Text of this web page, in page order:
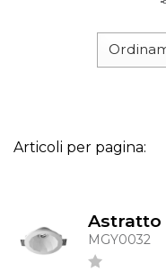
Articoli per pagina:
Astratto
MGY0032